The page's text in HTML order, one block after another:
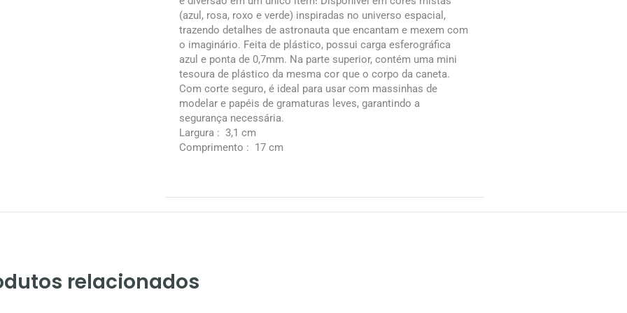
(azul, rosa, roxo e verde) inspiradas no universo espacial,
trazendo detalhes de astronauta que encantam e mexem com
o imaginário. Feita de plástico, possui carga esferográfica
azul e ponta de 0,7mm. Na parte superior, contém uma mini
tesoura de plástico da mesma cor que o corpo da caneta.
Com corte seguro, é ideal para usar com massinhas de
modelar e papéis de gramaturas leves, garantindo a
segurança necessária.
Largura : 3,1 cm
Comprimento : 17 cm
relacionados